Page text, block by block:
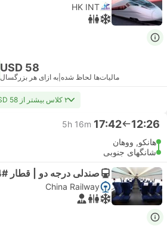
HK INT
USD 58
مالیات‌ها لحاظ شده به ازای هر بزرگسال
۲ کلاس بیشتر از USD 58
12:26
17:42
5h 16m
هانکو, ووهان
شانگهای جنوبی
صندلی درجه دو | قطار #G3244
China Railway